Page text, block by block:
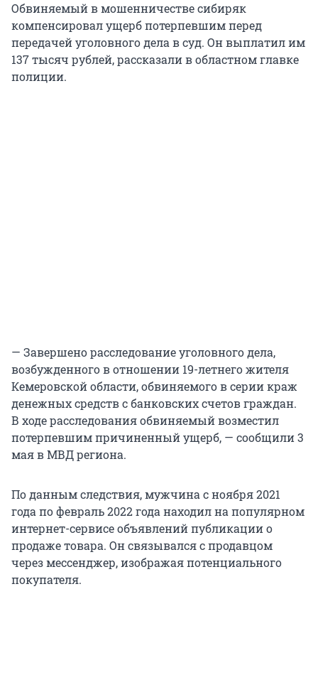
Обвиняемый в мошенничестве сибиряк
компенсировал ущерб потерпевшим перед
передачей уголовного дела в суд. Он выплатил им
137 тысяч рублей, рассказали в областном главке
полиции.
— Завершено расследование уголовного дела,
возбужденного в отношении 19-летнего жителя
Кемеровской области, обвиняемого в серии краж
денежных средств с банковских счетов граждан.
В ходе расследования обвиняемый возместил
потерпевшим причиненный ущерб, — сообщили 3
мая в МВД региона.
По данным следствия, мужчина с ноября 2021
года по февраль 2022 года находил на популярном
интернет-сервисе объявлений публикации о
продаже товара. Он связывался с продавцом
через мессенджер, изображая потенциального
покупателя.